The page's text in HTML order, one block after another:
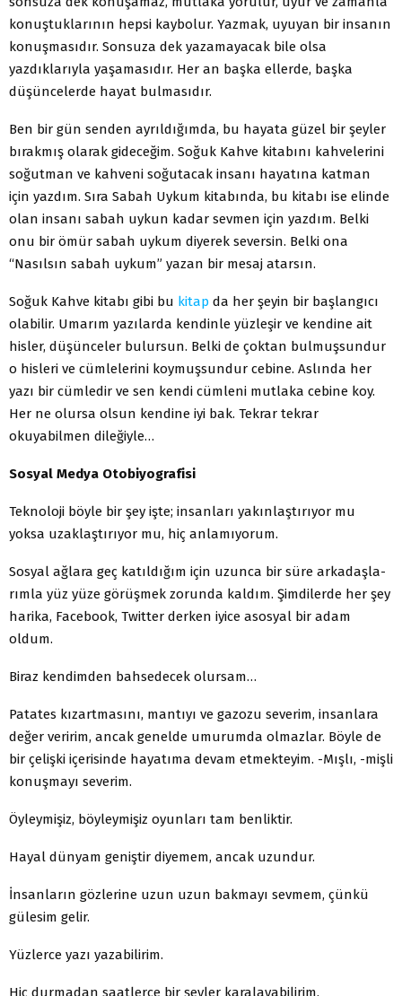
konuştuklarının hepsi kaybolur. Yazmak, uyuyan bir insanın
konuşmasıdır. Sonsuza dek yazama­yacak bile olsa
yazdıklarıyla yaşamasıdır. Her an başka ellerde, başka
düşüncelerde hayat bulmasıdır.
Ben bir gün senden ayrıldığımda, bu hayata güzel bir şeyler
bırakmış olarak gideceğim. Soğuk Kahve kitabını kahvelerini
so­ğutman ve kahveni soğutacak insanı hayatına katman
için yaz­dım. Sıra Sabah Uykum kitabında, bu kitabı ise elinde
olan insanı sabah uykun kadar sevmen için yazdım. Belki
onu bir ömür sabah uykum diyerek seversin. Belki ona
“Nasılsın sabah uykum” yazan bir mesaj atarsın.
Soğuk Kahve kitabı gibi bu kitap da her şeyin bir başlangıcı
olabilir. Umarım yazılarda kendinle yüzleşir ve kendine ait
hisler, düşünceler bulursun. Belki de çoktan bulmuşsundur
o hisleri ve cümlelerini koymuşsundur cebine. Aslında her
yazı bir cümledir ve sen kendi cümleni mutlaka cebine koy.
Her ne olursa olsun kendine iyi bak. Tekrar tekrar
okuyabilmen dileğiyle…
Sosyal Medya Otobiyografisi
Teknoloji böyle bir şey işte; insanları yakınlaştırıyor mu
yoksa uzaklaştırıyor mu, hiç anlamıyorum.
Sosyal ağlara geç katıldığım için uzunca bir süre arkadaşla­
rımla yüz yüze görüşmek zorunda kaldım. Şimdilerde her şey
harika, Facebook, Twitter derken iyice asosyal bir adam
oldum.
Biraz kendimden bahsedecek olursam…
Patates kızartmasını, mantıyı ve gazozu severim, insanlara
değer veririm, ancak genelde umurumda olmazlar. Böyle de
bir çelişki içerisinde hayatıma devam etmekteyim. -Mışlı, -mişli
konuşmayı severim.
Öyleymişiz, böyleymişiz oyunları tam benliktir.
Hayal dünyam geniştir diyemem, ancak uzundur.
İnsanların gözlerine uzun uzun bakmayı sevmem, çünkü
gü­lesim gelir.
Yüzlerce yazı yazabilirim.
Hiç durmadan saatlerce bir şeyler karalayabilirim.